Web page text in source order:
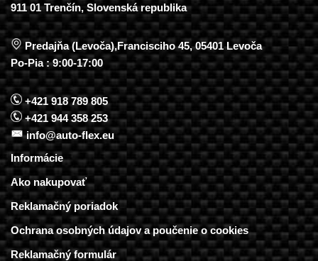
911 01 Trenčín, Slovenská republika
Predajňa (Levoča),Francisciho 45, 05401 Levoča
Po-Pia : 9:00-17:00
+421 918 789 805
+421 944 358 253
info@auto-flex.eu
Informácie
Ako nakupovať
Reklamačný poriadok
Ochrana osobných údajov a poučenie o cookies
Reklamačný formulár